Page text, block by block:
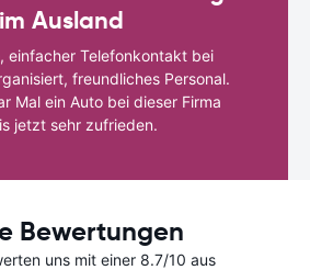
Ausland
einfacher Telefonkontakt bei
freundliches Personal.
Mal ein Auto bei dieser Firma
jetzt sehr zufrieden.
Bewertungen
uns mit einer 8.7/10 aus